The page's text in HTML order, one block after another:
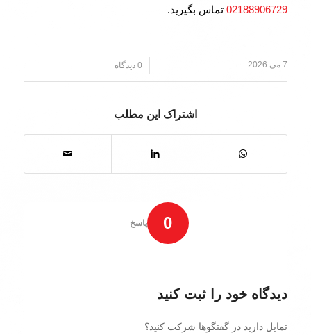
02188906729تماس بگیرید.
7 می 2026 0 دیدگاه
اشتراک این مطلب
0 پاسخ
دیدگاه خود را ثبت کنید
تمایل دارید در گفتگوها شرکت کنید؟